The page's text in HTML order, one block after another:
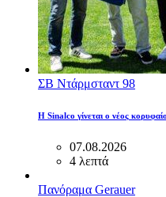
ΣΒ Ντάρμσταντ 98
Η Sinalco γίνεται ο νέος
07.08.2026
4 λεπτά
Πανόραμα Gerauer